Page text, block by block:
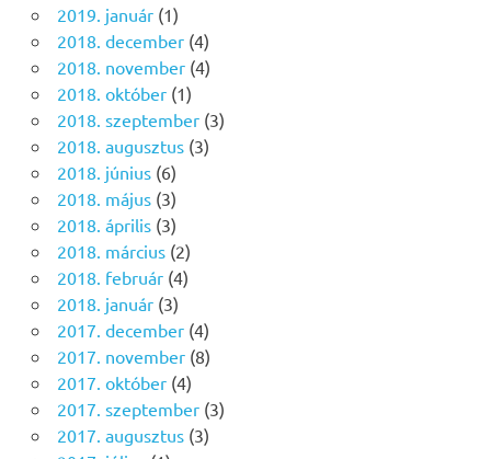
2019. január(1)
2018. december(4)
2018. november(4)
2018. október(1)
2018. szeptember(3)
2018. augusztus(3)
2018. június(6)
2018. május(3)
2018. április(3)
2018. március(2)
2018. február(4)
2018. január(3)
2017. december(4)
2017. november(8)
2017. október(4)
2017. szeptember(3)
2017. augusztus(3)